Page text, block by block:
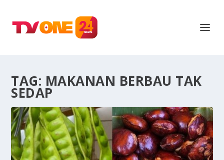
TAG: MAKANAN BERBAU TAK
SEDAP